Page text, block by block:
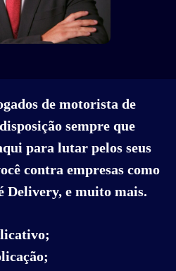
de motorista de
sempre que
para lutar pelos seus
contra empresas como
Delivery, e muito mais.